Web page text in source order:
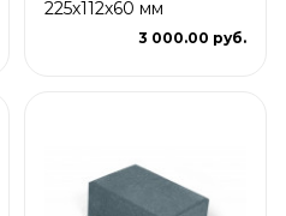
225х112х60 мм
3 000.00 руб.